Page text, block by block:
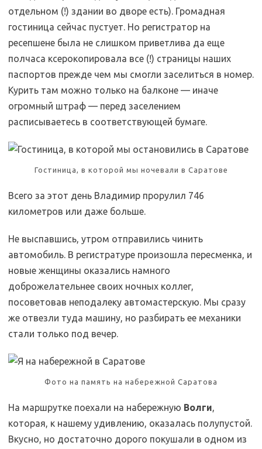
отдельном (!) здании во дворе есть). Громадная
гостиница сейчас пустует. Но регистратор на
ресепшене была не слишком приветлива да еще
полчаса ксерокопировала все (!) страницы наших
паспортов прежде чем мы смогли заселиться в номер.
Курить там можно только на балконе — иначе
огромный штраф — перед заселением
расписываетесь в соответствующей бумаге.
Гостиница, в которой мы ночевали в Саратове
Всего за этот день Владимир прорулил 746
километров или даже больше.
Не выспавшись, утром отправились чинить
автомобиль. В регистратуре произошла пересменка, и
новые женщины оказались намного
доброжелательнее своих ночных коллег,
посоветовав неподалеку автомастерскую. Мы сразу
же отвезли туда машину, но разбирать ее механики
стали только под вечер.
Фото на память на набережной Саратова
На маршрутке поехали на набережную Волги,
которая, к нашему удивлению, оказалась полупустой.
Вкусно, но достаточно дорого покушали в одном из